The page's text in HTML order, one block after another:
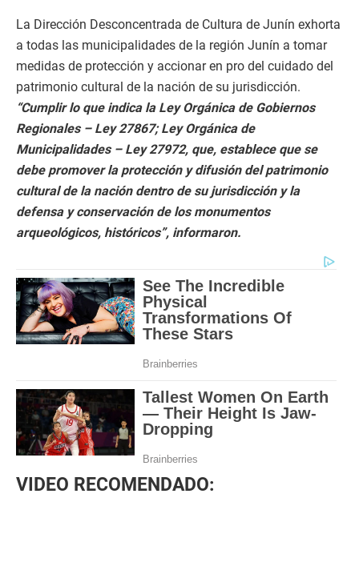
La Dirección Desconcentrada de Cultura de Junín exhorta
a todas las municipalidades de la región Junín a tomar
medidas de protección y accionar en pro del cuidado del
patrimonio cultural de la nación de su jurisdicción.
“Cumplir lo que indica la Ley Orgánica de Gobiernos
Regionales – Ley 27867; Ley Orgánica de
Municipalidades – Ley 27972, que, establece que se
debe promover la protección y difusión del patrimonio
cultural de la nación dentro de su jurisdicción y la
defensa y conservación de los monumentos
arqueológicos, históricos”, informaron.
VIDEO RECOMENDADO: